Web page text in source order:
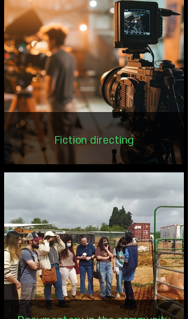
Fiction directing